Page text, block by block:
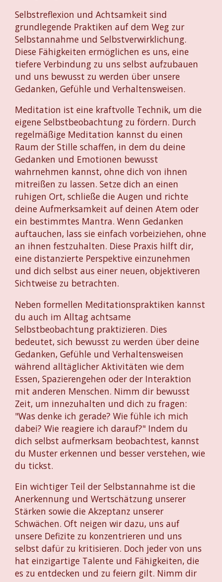
Selbstreflexion und Achtsamkeit sind
grundlegende Praktiken auf dem Weg zur
Selbstannahme und Selbstverwirklichung.
Diese Fähigkeiten ermöglichen es uns, eine
tiefere Verbindung zu uns selbst aufzubauen
und uns bewusst zu werden über unsere
Gedanken, Gefühle und Verhaltensweisen.
Meditation ist eine kraftvolle Technik, um die
eigene Selbstbeobachtung zu fördern. Durch
regelmäßige Meditation kannst du einen
Raum der Stille schaffen, in dem du deine
Gedanken und Emotionen bewusst
wahrnehmen kannst, ohne dich von ihnen
mitreißen zu lassen. Setze dich an einen
ruhigen Ort, schließe die Augen und richte
deine Aufmerksamkeit auf deinen Atem oder
ein bestimmtes Mantra. Wenn Gedanken
auftauchen, lass sie einfach vorbeiziehen, ohne
an ihnen festzuhalten. Diese Praxis hilft dir,
eine distanzierte Perspektive einzunehmen
und dich selbst aus einer neuen, objektiveren
Sichtweise zu betrachten.
Neben formellen Meditationspraktiken kannst
du auch im Alltag achtsame
Selbstbeobachtung praktizieren. Dies
bedeutet, sich bewusst zu werden über deine
Gedanken, Gefühle und Verhaltensweisen
während alltäglicher Aktivitäten wie dem
Essen, Spazierengehen oder der Interaktion
mit anderen Menschen. Nimm dir bewusst
Zeit, um innezuhalten und dich zu fragen:
"Was denke ich gerade? Wie fühle ich mich
dabei? Wie reagiere ich darauf?" Indem du
dich selbst aufmerksam beobachtest, kannst
du Muster erkennen und besser verstehen, wie
du tickst.
Ein wichtiger Teil der Selbstannahme ist die
Anerkennung und Wertschätzung unserer
Stärken sowie die Akzeptanz unserer
Schwächen. Oft neigen wir dazu, uns auf
unsere Defizite zu konzentrieren und uns
selbst dafür zu kritisieren. Doch jeder von uns
hat einzigartige Talente und Fähigkeiten, die
es zu entdecken und zu feiern gilt. Nimm dir